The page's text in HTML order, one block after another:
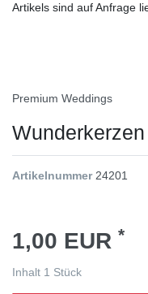
Artikels sind auf Anfrage
Premium Weddings
Artikelnummer24201
1,00 EUR *
Inhalt 1 Stück